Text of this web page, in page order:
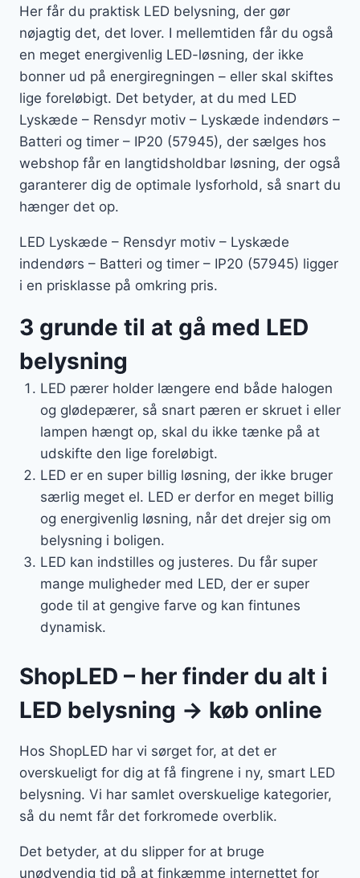
Her får du praktisk LED belysning, der gør
nøjagtig det, det lover. I mellemtiden får du også
en meget energivenlig LED-løsning, der ikke
bonner ud på energiregningen – eller skal skiftes
lige foreløbigt. Det betyder, at du med LED
Lyskæde – Rensdyr motiv – Lyskæde indendørs –
Batteri og timer – IP20 (57945), der sælges hos
webshop får en langtidsholdbar løsning, der også
garanterer dig de optimale lysforhold, så snart du
hænger det op.
LED Lyskæde – Rensdyr motiv – Lyskæde
indendørs – Batteri og timer – IP20 (57945) ligger
i en prisklasse på omkring pris.
3 grunde til at gå med LED
belysning
LED pærer holder længere end både halogen
og glødepærer, så snart pæren er skruet i eller
lampen hængt op, skal du ikke tænke på at
udskifte den lige foreløbigt.
LED er en super billig løsning, der ikke bruger
særlig meget el. LED er derfor en meget billig
og energivenlig løsning, når det drejer sig om
belysning i boligen.
LED kan indstilles og justeres. Du får super
mange muligheder med LED, der er super
gode til at gengive farve og kan fintunes
dynamisk.
ShopLED – her finder du alt i
LED belysning → køb online
Hos ShopLED har vi sørget for, at det er
overskueligt for dig at få fingrene i ny, smart LED
belysning. Vi har samlet overskuelige kategorier,
så du nemt får det forkromede overblik.
Det betyder, at du slipper for at bruge
unødvendig tid på at finkæmme internettet for